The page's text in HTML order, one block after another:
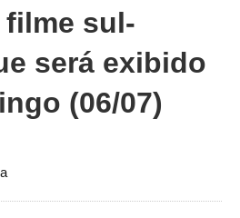
sul-
será exibido
(06/07)